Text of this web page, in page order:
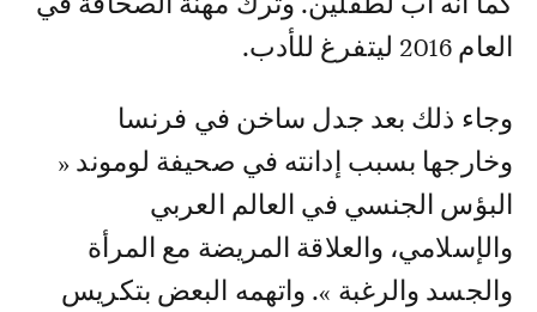
العام 2016 ليتفرغ للأدب.
وجاء ذلك بعد جدل ساخن في فرنسا
وخارجها بسبب إدانته في صحيفة لوموند «
البؤس الجنسي في العالم العربي
والإسلامي، والعلاقة المريضة مع المرأة
والجسد والرغبة ». واتهمه البعض بتكريس